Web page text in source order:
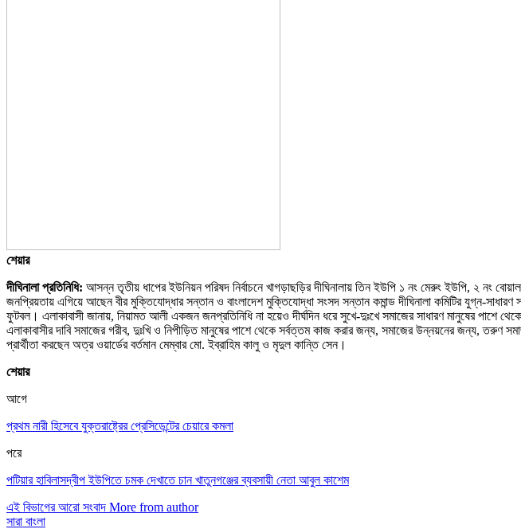
শেয়ার
দীঘিনালা প্রতিনিধি: আসন্ন তৃতীয় ধাপের ইউনিয়ন পরিষদ নির্বাচনে খাগড়াছড়ির দীঘিনালায় তিন ইউপি ১ নং মেরুং ইউপি, ২ নং
জনপ্রিয়তায় এগিয়ে আছেন বীর মুক্তিযোদ্ধার সন্তান ও বাংলাদেশ মুক্তিযোদ্ধা সংসদ সন্তান কমান্ড দীঘিনালা কমিটির যুগ্ন-
ফুটবল। এলাকাবাসী জানায়, নিয়ামত আলী একজন জনপ্রতিনিধি না হয়েও দীর্ঘদিন ধরে সুখে-দুঃখে সমাজের সাধারণ মানুষের পাশে
এলাকাবাসীর দাবি সমাজের গরীব, দুঃখি ও নিপীড়িত মানুষের পাশে থেকে সর্বত্তম কাজ করার জন্য, সমাজের উন্নয়নের জন্য, তরুণ
প্রার্থীতা করছেন অত্র ওয়ার্ডের বর্তমান মেম্বার মো. ইব্রাহিম কালু ও মৃদুল কান্তি সেন।
শেয়ার
আগে
প্রথম নারী হিসেবে যুক্তরাষ্ট্রের প্রেসিডেন্টের চেয়ারে কমলা
পরে
পটিয়ার হাবিলাসদ্বীপ ইউপিতে চমক দেখাতে চান খাতুনগঞ্জের ব্যবসায়ী নেতা আবুল কাশেম
এই বিভাগের আরো সংবাদ More from author
সারা বাংলা